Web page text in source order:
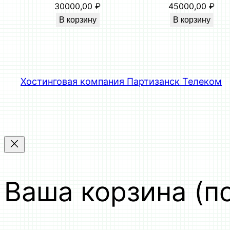
30000,00 ₽
В корзину
45000,00 ₽
В корзину
Хостинговая компания Партизанск Телеком
Ваша корзина